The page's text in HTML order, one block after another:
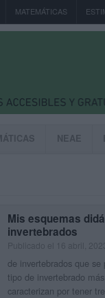
MATEMÁTICAS
NEAE
Mis esquemas
invertebrados
de invertebrados que
tipo de invertebrado
caracterizan por tener